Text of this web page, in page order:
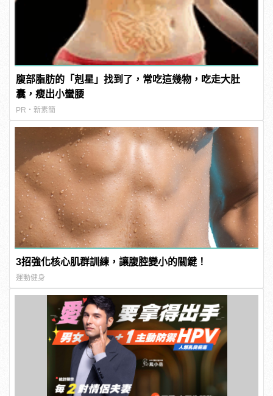
腹部脂肪的「剋星」找到了，常吃這幾物，吃走大肚
囊，瘦出小蠻腰
PR・新素簡
3招強化核心肌群訓練，讓腹腔變小的關鍵！
運動健身